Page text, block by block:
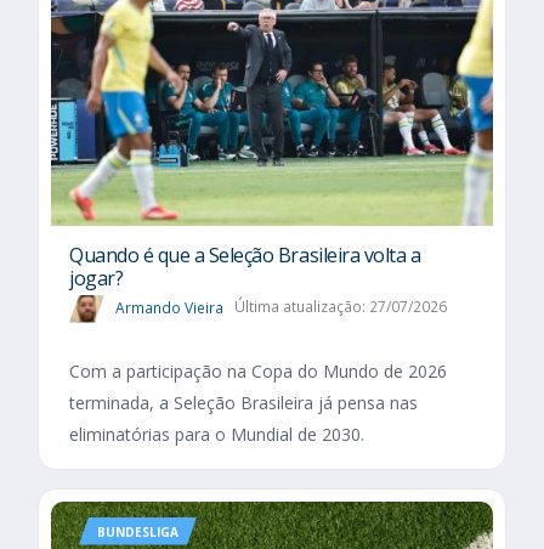
Quando é que a Seleção Brasileira volta a
jogar?
Armando Vieira Última atualização: 27/07/2026
Com a participação na Copa do Mundo de 2026
terminada, a Seleção Brasileira já pensa nas
eliminatórias para o Mundial de 2030.
BUNDESLIGA